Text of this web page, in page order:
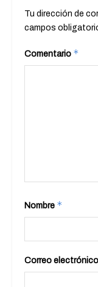
Tu dirección de
campos
Comentario *
Nombre *
Correo electrónico